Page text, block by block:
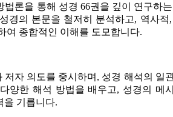
법론을 통해 성경 66권을 깊이 연구하
경의 본문을 철저히 분석하고, 역사적
여 종합적인 이해를 도모합니다.
저자 의도를 중시하며, 성경 해석의 일
양한 해석 방법을 배우고, 성경의 메
을 기릅니다.